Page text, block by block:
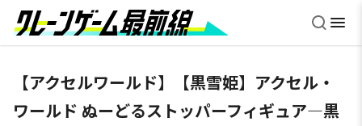
【アクセルワールド】【黒雪姫】アクセル・
ワールド ぬーどるストッパーフィギュア―黒